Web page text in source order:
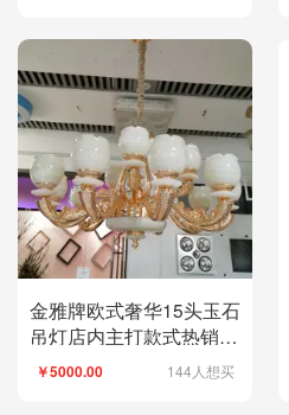
金雅牌欧式奢华15头玉石
吊灯店内主打款式热销光
线柔和稳固耐用
￥5000.00 144人想买